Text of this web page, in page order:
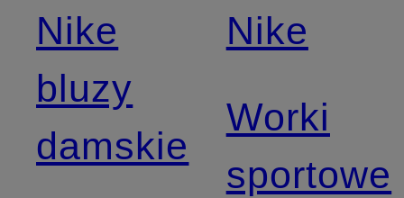
Nike
bluzy
damskie
Nike
Worki
sportowe